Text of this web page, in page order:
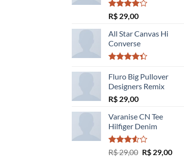
Avaliação
4.00
de
5
R$ 29,00
All Star Canvas Hi
Converse
4.33de 5
Fluro Big Pullover
Designers Remix
R$ 29,00
Varanise CN Tee
Hilfiger Denim
Avaliação
R$29,00 O
R$29,00O